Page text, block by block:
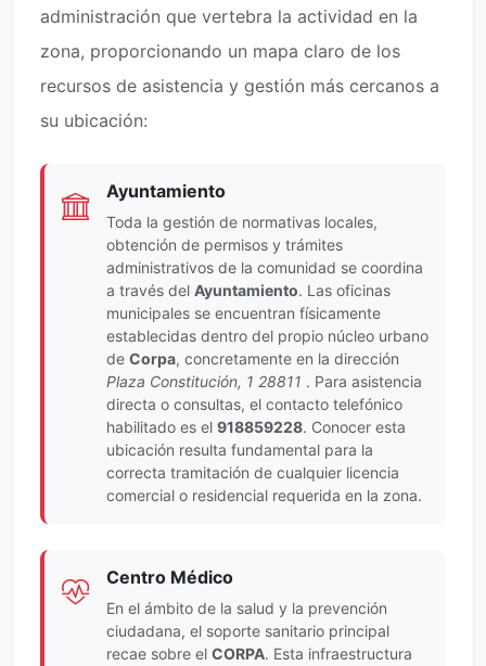
administración que vertebra la actividad en la
zona, proporcionando un mapa claro de los
recursos de asistencia y gestión más cercanos a
su ubicación:
Ayuntamiento
Toda la gestión de normativas locales,
obtención de permisos y trámites
administrativos de la comunidad se coordina
a través del Ayuntamiento. Las oficinas
municipales se encuentran físicamente
establecidas dentro del propio núcleo urbano
de Corpa, concretamente en la dirección
Plaza Constitución, 1 28811 . Para asistencia
directa o consultas, el contacto telefónico
habilitado es el 918859228. Conocer esta
ubicación resulta fundamental para la
correcta tramitación de cualquier licencia
comercial o residencial requerida en la zona.
Centro Médico
En el ámbito de la salud y la prevención
ciudadana, el soporte sanitario principal
recae sobre el CORPA. Esta infraestructura